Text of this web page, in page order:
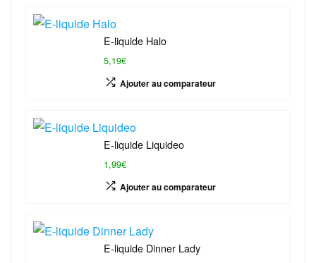
E-liquide Halo
5,19€
Ajouter au comparateur
E-liquide Liquideo
1,99€
Ajouter au comparateur
E-liquide Dinner Lady